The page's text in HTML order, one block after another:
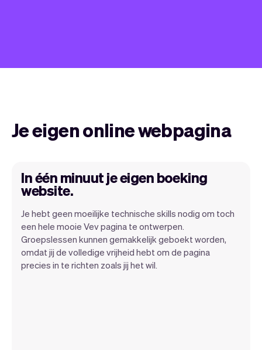
Je eigen online webpagina
In één minuut je eigen boeking
website.
Je hebt geen moeilijke technische skills nodig om toch
een hele mooie Vev pagina te ontwerpen.
Groepslessen kunnen gemakkelijk geboekt worden,
omdat jij de volledige vrijheid hebt om de pagina
precies in te richten zoals jij het wil.
We maken het super makkelijk om
marketing voor je salon te doen. Je krijgt